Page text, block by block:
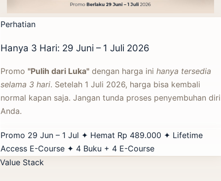
Perhatian
Hanya 3 Hari: 29 Juni – 1 Juli 2026
Promo "Pulih dari Luka" dengan harga ini hanya tersedia
selama 3 hari. Setelah 1 Juli 2026, harga bisa kembali
normal kapan saja. Jangan tunda proses penyembuhan diri
Anda.
Promo 29 Jun – 1 Jul ✦ Hemat Rp 489.000 ✦ Lifetime
Access E-Course ✦ 4 Buku + 4 E-Course
Value Stack